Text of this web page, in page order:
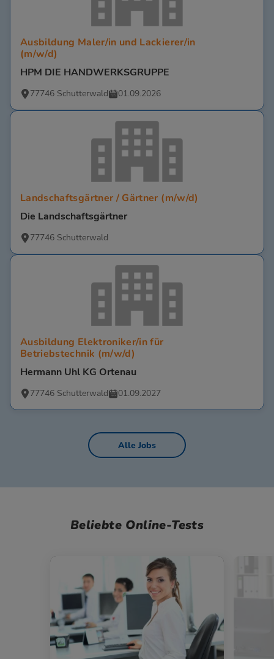
Ausbildung Maler/in und Lackierer/in
(m/w/d)
HPM DIE HANDWERKSGRUPPE
77746 Schutterwald 01.09.2026
Landschaftsgärtner / Gärtner (m/w/d)
Die Landschaftsgärtner
77746 Schutterwald
Ausbildung Elektroniker/in für
Betriebstechnik (m/w/d)
Hermann Uhl KG Ortenau
77746 Schutterwald 01.09.2027
Alle Jobs
Beliebte Online-Tests